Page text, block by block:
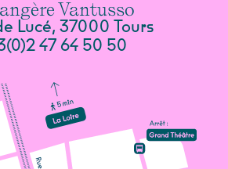
Vantusso
Lucé, 37000 Tours
47 64 50 50